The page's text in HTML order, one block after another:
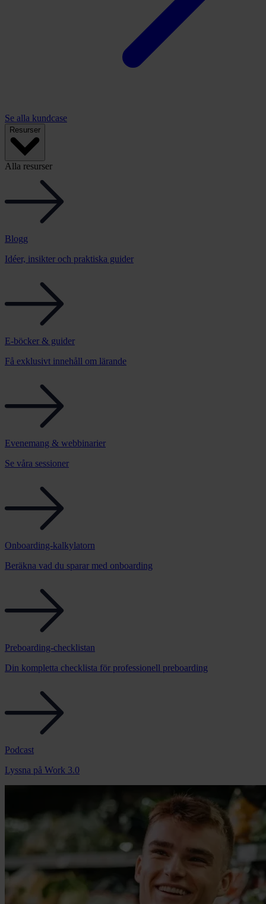
Se alla kundcase
Resurser
Alla resurser
Blogg
Idéer, insikter och praktiska guider
E-böcker & guider
Få exklusivt innehåll om lärande
Evenemang & webbinarier
Se våra sessioner
Onboarding-kalkylatorn
Beräkna vad du sparar med onboarding
Preboarding-checklistan
Din kompletta checklista för professionell preboarding
Podcast
Lyssna på Work 3.0